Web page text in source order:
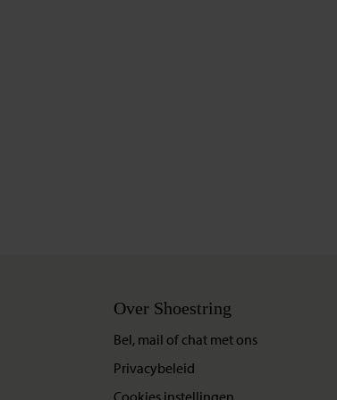
Over Shoestring
Bel, mail of chat met ons
Privacybeleid
Cookies instellingen